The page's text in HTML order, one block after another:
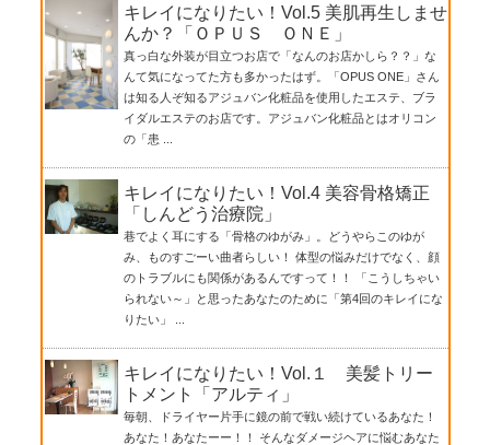
キレイになりたい！Vol.5 美肌再生しませ
んか？「ＯＰＵＳ ＯＮＥ」
真っ白な外装が目立つお店で「なんのお店かしら？？」な
んて気になってた方も多かったはず。「OPUS ONE」さん
は知る人ぞ知るアジュバン化粧品を使用したエステ、ブラ
イダルエステのお店です。アジュバン化粧品とはオリコン
の「患 ...
キレイになりたい！Vol.4 美容骨格矯正
「しんどう治療院」
巷でよく耳にする「骨格のゆがみ」。どうやらこのゆが
み、ものすごーい曲者らしい！ 体型の悩みだけでなく、顔
のトラブルにも関係があるんですって！！ 「こうしちゃい
られない～」と思ったあなたのために「第4回のキレイにな
りたい」 ...
キレイになりたい！Vol.１ 美髪トリー
トメント「アルティ」
毎朝、ドライヤー片手に鏡の前で戦い続けているあなた！
あなた！あなたーー！！ そんなダメージヘアに悩むあなた